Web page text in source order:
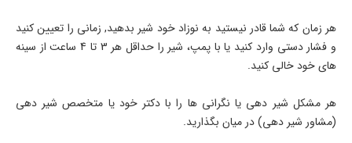
هر زمان که شما قادر نیستید به نوزاد خود شیر بدهید, زمانی را تعیین کنید
و فشار دستی وارد کنید یا با پمپ، شیر را حداقل هر 3 تا 4 ساعت از سینه
های خود خالی کنید.
هر مشکل شیر دهی یا نگرانی ها را با دکتر خود یا متخصص شیر دهی
(مشاور شیر دهی) در میان بگذارید.